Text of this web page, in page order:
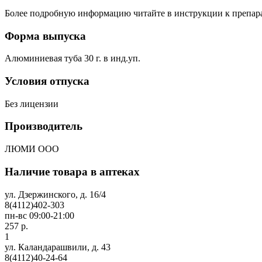
Более подробную информацию читайте в инструкции к
Форма выпуска
Алюминиевая туба 30 г. в инд.уп.
Условия отпуска
Без лицензии
Производитель
ЛЮМИ ООО
Наличие товара в аптеках
ул. Дзержинского, д. 16/4
8(4112)402-303
пн-вс 09:00-21:00
257 р.
1
ул. Каландарашвили, д. 43
8(4112)40-24-64